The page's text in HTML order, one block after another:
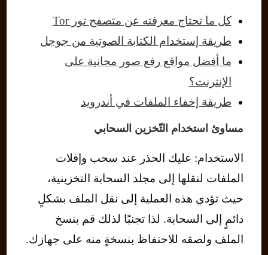
كل ما تحتاج معرفته عن متصفح تور Tor
طريقة إستخدام الكتابة الصوتية من جوجل
ما أفضل مواقع رفع صور مجانية على
الإنترنت؟
طريقة إخفاء الملفات في أندرويد
مساوئ استخدام التّخزين السحابي
الاستخدام: عليك الحذر عند سحب وإفلات
الملفات لنقلها إلى مجلد السحابة التخزينية،
حيث تؤدي هذه العملية إلى نقل الملف بشكلٍ
دائمٍ إلى السحابة. لذا تجنبًا لذلك قم بنسخ
الملف ولصقه للاحتفاظ بنسخةٍ منه على جهازك.